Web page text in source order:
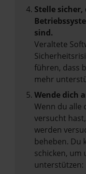
Stelle
sind.
Veraltete
führen, dass
mehr
Wende dich
Wenn du alle
versucht
werden
beheben. Du
schicken, um
unterstützen: